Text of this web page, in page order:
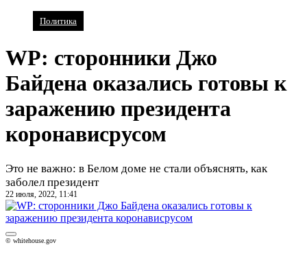
Политика
WP: сторонники Джо
Байдена оказались готовы к
заражению президента
коронависрусом
Это не важно: в Белом доме не стали объяснять, как
заболел президент
22 июля, 2022, 11:41
© whitehouse.gov